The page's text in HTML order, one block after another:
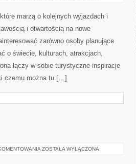
marzą o kolejnych wyjazdach i
i otwartością na nowe
zarówno osoby planujące
o świecie, kulturach, atrakcjach,
łączy w sobie turystyczne inspiracje
czemu można tu […]
KARTELE
ZOSTAŁA WYŁĄCZONA